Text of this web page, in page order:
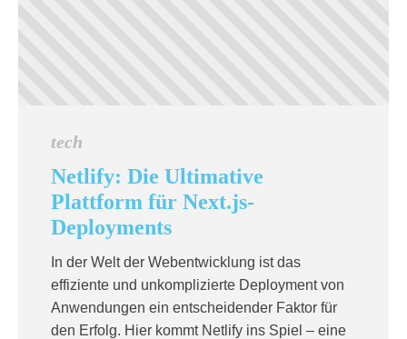
tech
Netlify: Die Ultimative
Plattform für Next.js-
Deployments
In der Welt der Webentwicklung ist das
effiziente und unkomplizierte Deployment von
Anwendungen ein entscheidender Faktor für
den Erfolg. Hier kommt Netlify ins Spiel – eine